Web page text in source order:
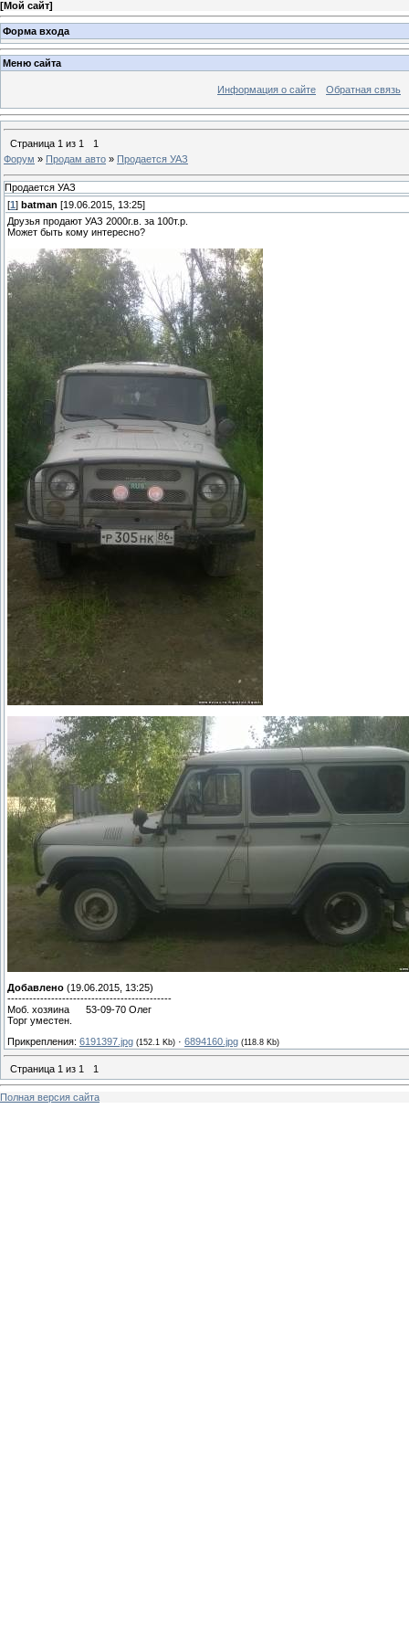
[Мой сайт]
Форма входа
Меню сайта
Информация о сайте Обратная связь
Страница 1 из 1
1
Форум » Продам авто » Продается УАЗ
Продается УАЗ
[1 ] batman [19.06.2015, 13:25]
Друзья продают УАЗ 2000г.в. за 100т.р.
Может быть кому интересно?
Добавлено (19.06.2015, 13:25)
---------------------------------------------
Моб. хозяина 53-09-70 Олег
Торг уместен.
Прикрепления: 6191397.jpg (152.1 Kb) · 6894160.jpg (118.8 Kb)
Страница 1 из 1 1
Полная версия сайта